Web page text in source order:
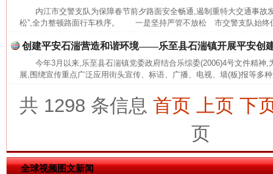
内江市交警支队为保障春节前夕路面安全畅通,遏制重特大交通事故
松”,全力整顿路面行车秩序。 一是坚持严管不放松 市交警支队始终
创建平安石湍营造和谐环境——乐至县石湍镇开展平安创
今年3月以来,乐至县石湍镇党委政府结合乐综委(2006)4号文件精神,
展,围绕宣传重点广泛应用街头宣传、标语、广播、电视、墙(板)报等多
共 1298 条信息 首页 上页 下
页
全球视频图文新闻
网上购药对药下症？